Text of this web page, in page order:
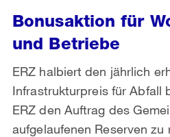
Bonusaktion für
und Betriebe
ERZ halbiert den jährlich
Infrastrukturpreis für Abfall
ERZ den Auftrag des
aufgelaufenen Reserven zu